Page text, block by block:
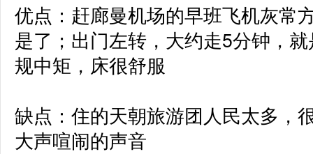
优点：赶廊曼机场的早班飞机灰常
是了；出门左转，大约走5分钟，
规中矩，床很舒服
缺点：住的天朝旅游团人民太多，
大声喧闹的声音